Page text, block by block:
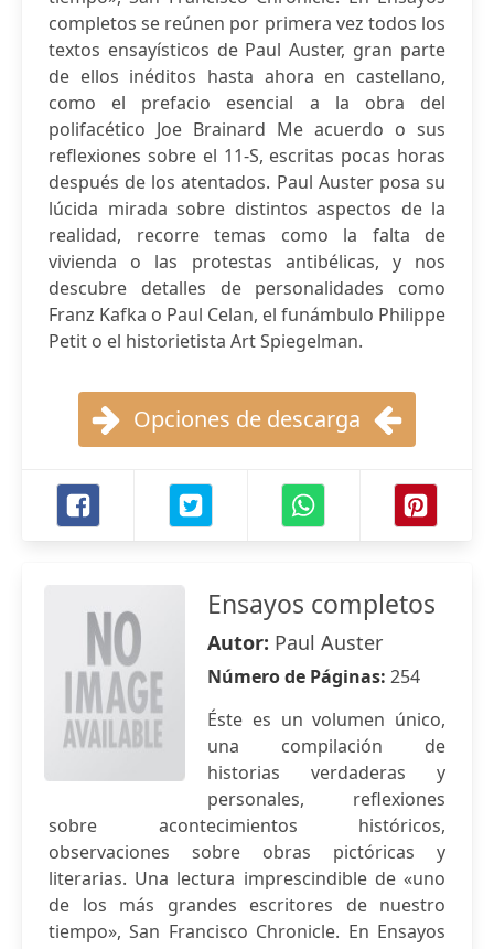
completos se reúnen por primera vez todos los
textos ensayísticos de Paul Auster, gran parte
de ellos inéditos hasta ahora en castellano,
como el prefacio esencial a la obra del
polifacético Joe Brainard Me acuerdo o sus
reflexiones sobre el 11-S, escritas pocas horas
después de los atentados. Paul Auster posa su
lúcida mirada sobre distintos aspectos de la
realidad, recorre temas como la falta de
vivienda o las protestas antibélicas, y nos
descubre detalles de personalidades como
Franz Kafka o Paul Celan, el funámbulo Philippe
Petit o el historietista Art Spiegelman.
Opciones de descarga
Ensayos completos
Autor: Paul Auster
Número de Páginas: 254
Éste es un volumen único,
una compilación de
historias verdaderas y
personales, reflexiones
sobre acontecimientos históricos,
observaciones sobre obras pictóricas y
literarias. Una lectura imprescindible de «uno
de los más grandes escritores de nuestro
tiempo», San Francisco Chronicle. En Ensayos